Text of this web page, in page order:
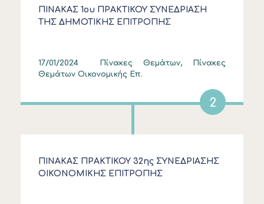
ΠΙΝΑΚΑΣ 1ου ΠΡΑΚΤΙΚΟΥ ΣΥΝΕΔΡΙΑΣΗ
ΤΗΣ ΔΗΜΟΤΙΚΗΣ ΕΠΙΤΡΟΠΗΣ
17/01/2024
Πίνακες Θεμάτων, Πίνακες
Θεμάτων Οικονομικής Επ.
2
ΠΙΝΑΚΑΣ ΠΡΑΚΤΙΚΟΥ 32ης ΣΥΝΕΔΡΙΑΣΗΣ
ΟΙΚΟΝΟΜΙΚΗΣ ΕΠΙΤΡΟΠΗΣ